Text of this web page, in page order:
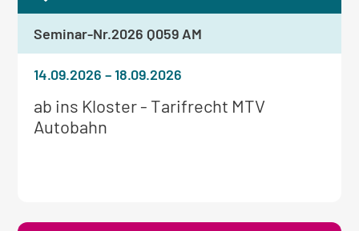
Weitere
Informationen
ab ins Kloster - Tarifrecht MTV
Autobahn
14.09.2026–18.09.2026
Seminar-Nr.2026 Q059 AM